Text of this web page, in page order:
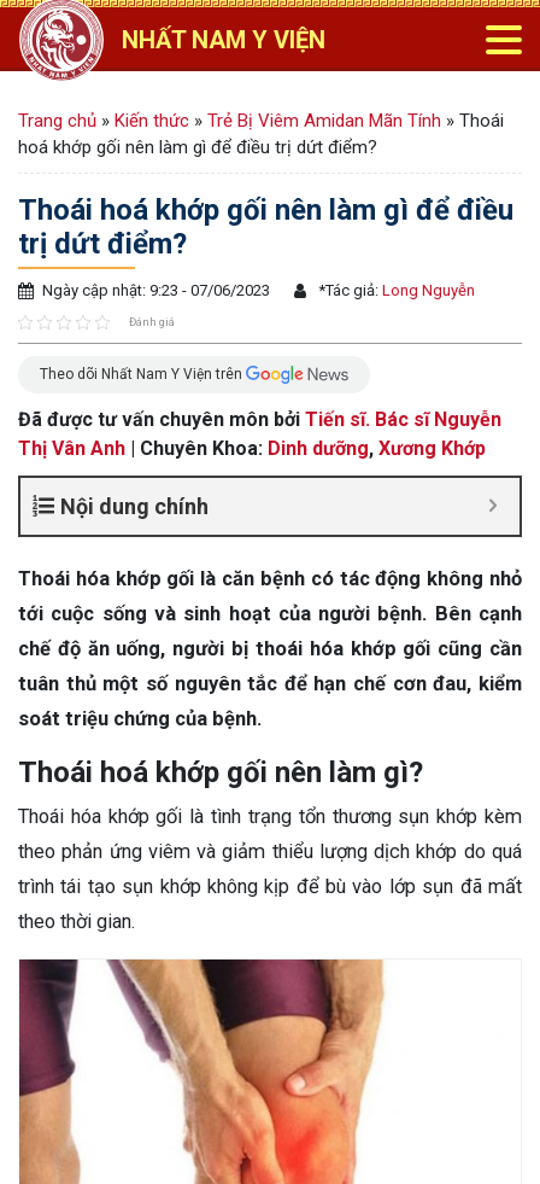
NHẤT NAM Y VIỆN
Trang chủ » Kiến thức » Trẻ Bị Viêm Amidan Mãn Tính » Thoái
hoá khớp gối nên làm gì để điều trị dứt điểm?
Thoái hoá khớp gối nên làm gì để điều
trị dứt điểm?
Ngày cập nhật: 9:23 - 07/06/2023 *Tác giả: Long Nguyễn
Đánh giá
Theo dõi Nhất Nam Y Viện trên
Đã được tư vấn chuyên môn bởi Tiến sĩ. Bác sĩ Nguyễn
Thị Vân Anh | Chuyên Khoa: Dinh dưỡng, Xương Khớp
Nội dung chính
Thoái hóa khớp gối là căn bệnh có tác động không nhỏ
tới cuộc sống và sinh hoạt của người bệnh. Bên cạnh
chế độ ăn uống, người bị thoái hóa khớp gối cũng cần
tuân thủ một số nguyên tắc để hạn chế cơn đau, kiểm
soát triệu chứng của bệnh.
Thoái hoá khớp gối nên làm gì?
Thoái hóa khớp gối là tình trạng tổn thương sụn khớp kèm
theo phản ứng viêm và giảm thiểu lượng dịch khớp do quá
trình tái tạo sụn khớp không kịp để bù vào lớp sụn đã mất
theo thời gian.